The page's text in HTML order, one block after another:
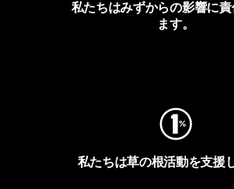
私たちはみずからの影響に
ます。
私たちは草の根活動を支援